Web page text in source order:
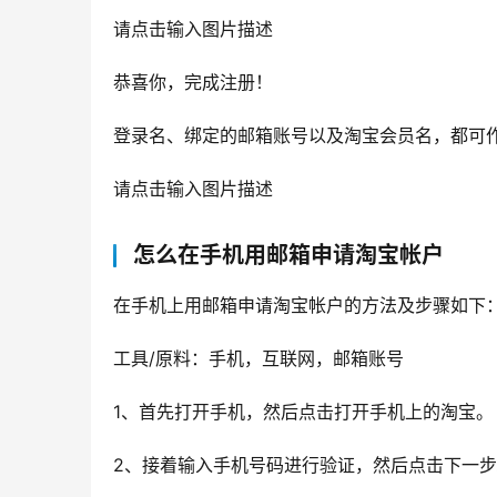
请点击输入图片描述
恭喜你，完成注册！
登录名、绑定的邮箱账号以及淘宝会员名，都可
请点击输入图片描述
怎么在手机用邮箱申请淘宝帐户
在手机上用邮箱申请淘宝帐户的方法及步骤如下：
工具/原料：手机，互联网，邮箱账号
1、首先打开手机，然后点击打开手机上的淘宝。
2、接着输入手机号码进行验证，然后点击下一步